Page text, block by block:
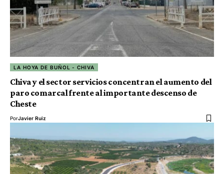
LA HOYA DE BUÑOL - CHIVA
Chiva y el sector servicios concentran el aumento del
paro comarcal frente al importante descenso de
Cheste
PorJavier Ruiz